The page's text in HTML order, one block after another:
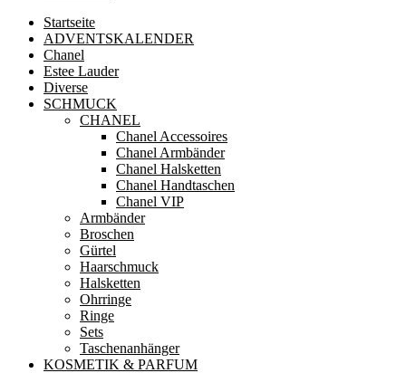
Startseite
ADVENTSKALENDER
Chanel
Estee Lauder
Diverse
SCHMUCK
CHANEL
Chanel Accessoires
Chanel Armbänder
Chanel Halsketten
Chanel Handtaschen
Chanel VIP
Armbänder
Broschen
Gürtel
Haarschmuck
Halsketten
Ohrringe
Ringe
Sets
Taschenanhänger
KOSMETIK & PARFUM